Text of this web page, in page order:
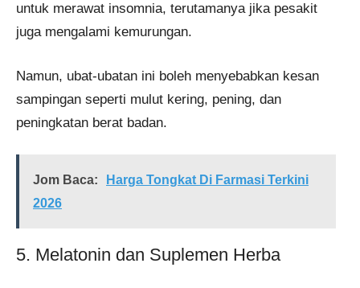
untuk merawat insomnia, terutamanya jika pesakit
juga mengalami kemurungan.
Namun, ubat-ubatan ini boleh menyebabkan kesan
sampingan seperti mulut kering, pening, dan
peningkatan berat badan.
Jom Baca:
Harga Tongkat Di Farmasi​ Terkini
2026
5. Melatonin dan Suplemen Herba